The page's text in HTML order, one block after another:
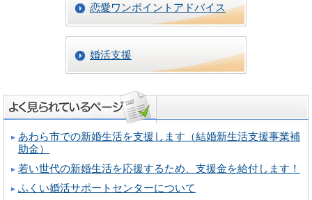
恋愛ワンポイントアドバイス
婚活支援
あわら市での新婚生活を支援します（結婚新生活支援事業補
助金）
若い世代の新婚生活を応援するため、支援金を給付します！
ふくい婚活サポートセンターについて